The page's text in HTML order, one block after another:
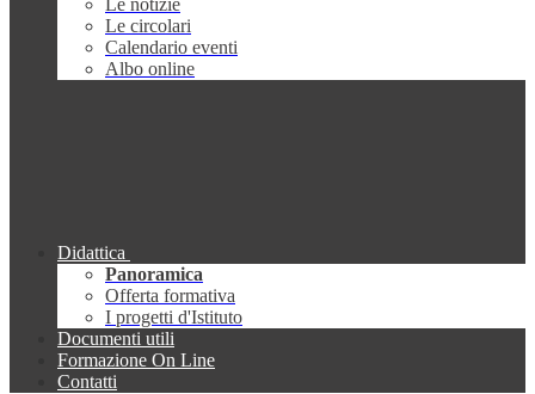
Le notizie
Le circolari
Calendario eventi
Albo online
Didattica
Panoramica
Offerta formativa
I progetti d'Istituto
Documenti utili
Formazione On Line
Contatti